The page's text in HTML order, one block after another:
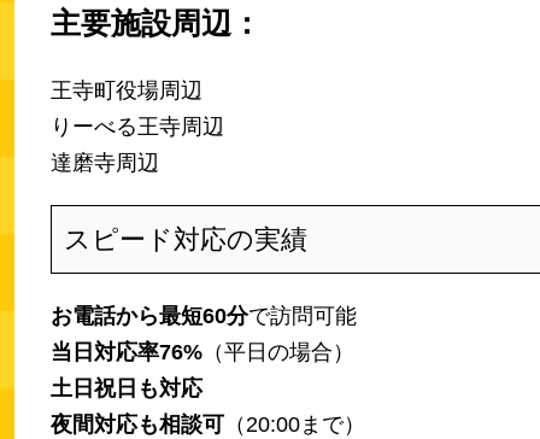
主要施設周辺：
王寺町役場周辺
りーべる王寺周辺
達磨寺周辺
スピード対応の実績
お電話から最短60分で訪問可能
当日対応率76% （平日の場合）
土日祝日も対応
夜間対応も相談可 （20:00まで）